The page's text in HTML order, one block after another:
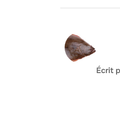
AUTEUR DE LA
Écrit